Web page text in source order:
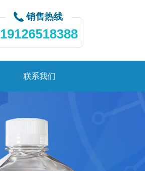
销售热线
19126518388
联系我们